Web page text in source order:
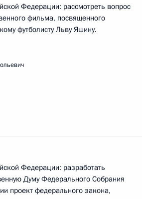
Федерации: рассмотреть вопрос
фильма, посвященного
футболисту Льву Яшину.
Федерации: разработать
Думу Федерального Собрания
проект федерального закона,